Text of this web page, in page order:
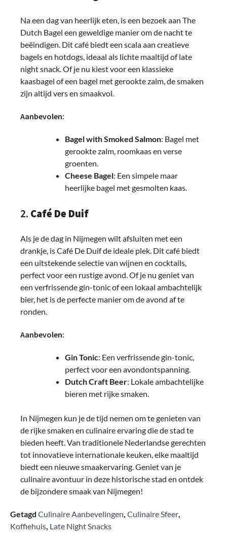
Na een dag van heerlijk eten, is een bezoek aan The
Dutch Bagel een geweldige manier om de nacht te
beëindigen. Dit café biedt een scala aan creatieve
bagels en hotdogs, ideaal als lichte maaltijd of late
night snack. Of je nu kiest voor een klassieke
kaasbagel of een bagel met gerookte zalm, de smaken
zijn altijd vers en smaakvol.
Aanbevolen:
Bagel with Smoked Salmon: Bagel met
gerookte zalm, roomkaas en verse
groenten.
Cheese Bagel: Een simpele maar
heerlijke bagel met gesmolten kaas.
2. Café De Duif
Als je de dag in Nijmegen wilt afsluiten met een
drankje, is Café De Duif de ideale plek. Dit café biedt
een uitstekende selectie van wijnen en cocktails,
perfect voor een rustige avond. Of je nu geniet van
een verfrissende gin-tonic of een lokaal ambachtelijk
bier, het is de perfecte manier om de avond af te
ronden.
Aanbevolen:
Gin Tonic: Een verfrissende gin-tonic,
perfect voor een avondontspanning.
Dutch Craft Beer: Lokale ambachtelijke
bieren met rijke smaken.
In Nijmegen kun je de tijd nemen om te genieten van
de rijke smaken en culinaire ervaring die de stad te
bieden heeft. Van traditionele Nederlandse gerechten
tot innovatieve internationale keuken, elke maaltijd
biedt een nieuwe smaakervaring. Geniet van je
culinaire avontuur in deze historische stad en ontdek
de bijzondere smaak van Nijmegen!
Getagd Culinaire Aanbevelingen, Culinaire Sfeer,
Koffiehuis, Late Night Snacks